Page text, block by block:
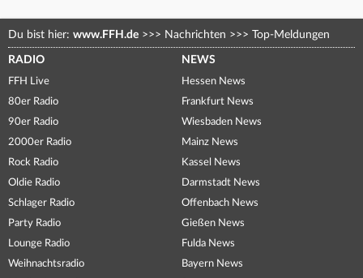
Du bist hier: www.FFH.de >>> Nachrichten >>> Top-Meldungen
RADIO
FFH Live
80er Radio
90er Radio
2000er Radio
Rock Radio
Oldie Radio
Schlager Radio
Party Radio
Lounge Radio
Weihnachtsradio
NEWS
Hessen News
Frankfurt News
Wiesbaden News
Mainz News
Kassel News
Darmstadt News
Offenbach News
Gießen News
Fulda News
Bayern News